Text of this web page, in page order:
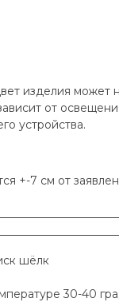
изделия может
от
устройства.
+-7 см от
шёлк
30-40